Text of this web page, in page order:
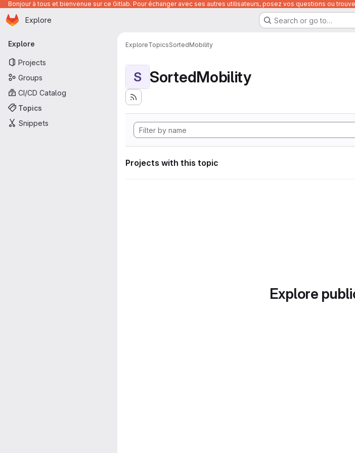
Bonjour à tous et bienvenue sur ce Gitlab. Pour échanger avec ses autres utilisateurs, posez vos questions ou
Skip to main content
Homepage
Explore Search or go to…
Primary navigation
Explore
Projects
Groups
CI/CD Catalog
Topics
Snippets
ExploreTopicsSortedMobility
S SortedMobility
Projects with this topic
Explore